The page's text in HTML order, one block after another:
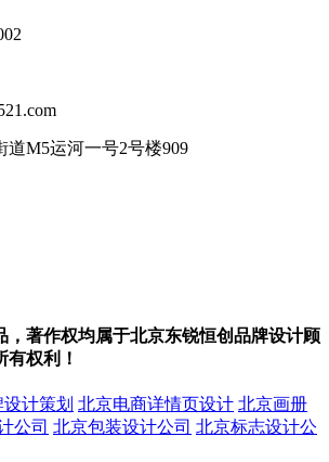
道M5运河一号2号楼909
，著作权均属于北京东锐恒创品牌设计顾
有权利！
计策划 北京电商详情页设计 北京画册
公司 北京包装设计公司 北京标志设计公